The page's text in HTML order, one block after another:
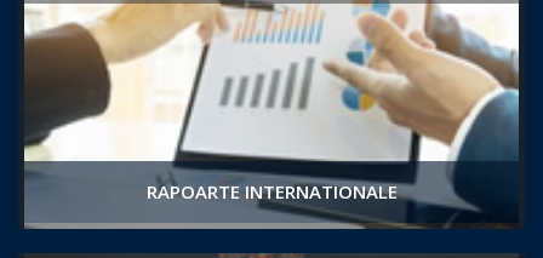
RAPOARTE INTERNATIONALE